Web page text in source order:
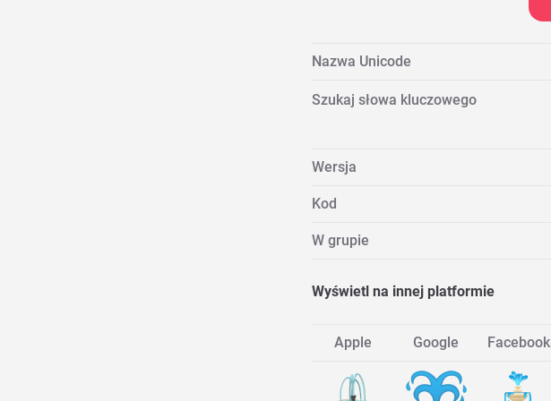
Nazwa Unicode
Szukaj słowa kluczowego
Wersja
Kod
W grupie
Wyświetl na innej platformie
Apple Google Facebook